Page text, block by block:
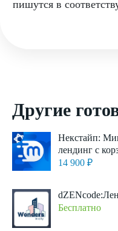
пишутся в
Другие
Некстайп:
лендинг с
онлайн-
14 900 ₽
Бесплатно